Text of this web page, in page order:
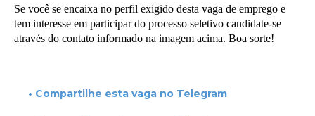
Se você se encaixa no perfil exigido desta vaga de emprego e
tem interesse em participar do processo seletivo candidate-se
através do contato informado na imagem acima. Boa sorte!
• Compartilhe esta vaga no Telegram